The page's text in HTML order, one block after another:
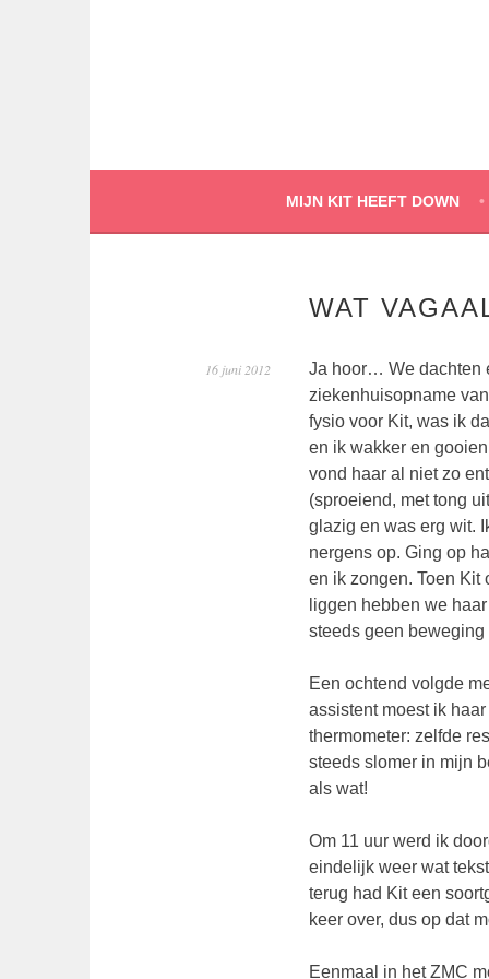
MIJN KIT HEEFT DOWN
WAT
16 juni 2012
Ja hoor… We dachten
ziekenhuisopname
fysio voor Kit, was ik
en ik wakker en
vond haar al niet zo
(sproeiend, met tong
glazig en was erg wit.
nergens op. Ging op
en ik zongen. Toen Kit
liggen hebben we
steeds geen
Een ochtend volgde
assistent moest ik
thermometer: zelfde
steeds slomer in mijn
als wat!
Om 11 uur werd ik
eindelijk weer wat
terug had Kit een
keer over, dus op dat
Eenmaal in het ZMC